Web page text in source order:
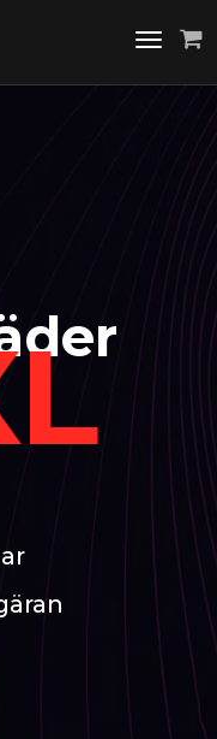
Toggle